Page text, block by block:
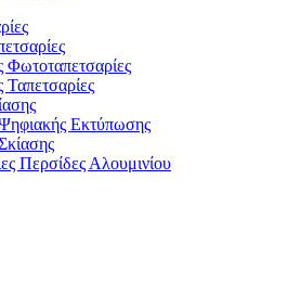
Φωτοταπετσαρίες
Ταπετσαρίες
Εκτύπωσης
Περσίδες Αλουμινίου